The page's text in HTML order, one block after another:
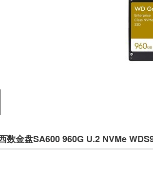
数金盘SA600 960G U.2 NVMe